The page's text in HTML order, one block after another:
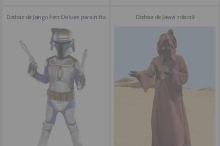
Disfraz de Jango Fett Deluxe para niño Disfraz de Jawa infantil